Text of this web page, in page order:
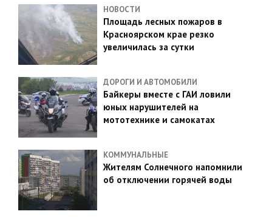
НОВОСТИ
Площадь лесных пожаров в
Красноярском крае резко
увеличилась за сутки
ДОРОГИ И АВТОМОБИЛИ
Байкеры вместе с ГАИ ловили
юных нарушителей на
мототехнике и самокатах
КОММУНАЛЬНЫЕ
Жителям Солнечного напомнили
об отключении горячей воды